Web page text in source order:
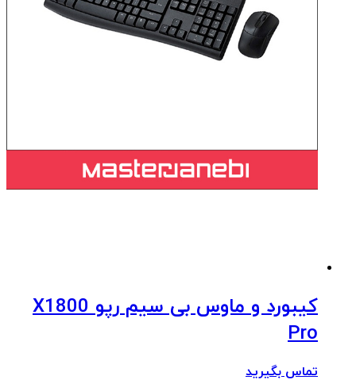
کیبورد و ماوس بی سیم رپو X1800
Pro
تماس بگیرید